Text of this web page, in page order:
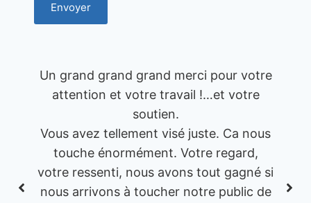
Envoyer
Un grand grand grand merci pour votre
attention et votre travail !…et votre
soutien.
Vous avez tellement visé juste. Ca nous
touche énormément. Votre regard,
votre ressenti, nous avons tout gagné si
nous arrivons à toucher notre public de